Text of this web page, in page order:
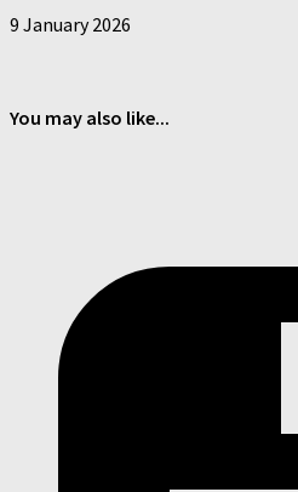
9 January 2026
You may also like...